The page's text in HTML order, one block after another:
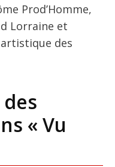
Prod’Homme,
Lorraine et
des
« Vu